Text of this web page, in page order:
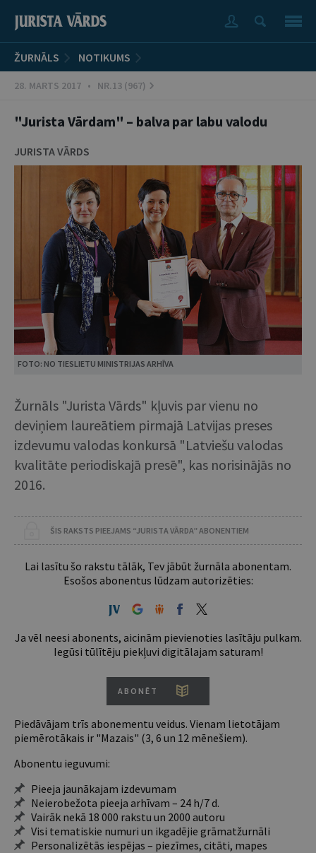
ŽURNĀLS NOTIKUMS
28. MARTS 2017 • NR.13 (967)
"Jurista Vārdam" – balva par labu valodu
JURISTA VĀRDS
FOTO: NO TIESLIETU MINISTRIJAS ARHĪVA
Žurnāls "Jurista Vārds" kļuvis par vienu no
deviņiem laureātiem pirmajā Latvijas preses
izdevumu valodas konkursā "Latviešu valodas
kvalitāte periodiskajā presē", kas norisinājās no
2016.
ŠIS RAKSTS PIEEJAMS “JURISTA VĀRDA” ABONENTIEM
Lai lasītu šo rakstu tālāk, Tev jābūt žurnāla abonentam.
Esošos abonentus lūdzam autorizēties:
Ja vēl neesi abonents, aicinām pievienoties lasītāju pulkam.
Iegūsi tūlītēju piekļuvi digitālajam saturam!
ABONĒT
Piedāvājam trīs abonementu veidus. Vienam lietotājam
piemērotākais ir "Mazais" (3, 6 un 12 mēnešiem).
Abonentu ieguvumi:
Pieeja jaunākajam izdevumam
Neierobežota pieeja arhīvam – 24 h/7 d.
Vairāk nekā 18 000 rakstu un 2000 autoru
Visi tematiskie numuri un ikgadējie grāmatžurnāli
Personalizētās iespējas – piezīmes, citāti, mapes